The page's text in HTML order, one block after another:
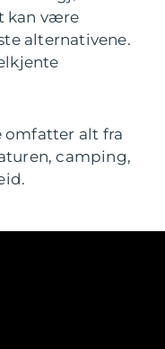
kan være
alternativene.
omfatter alt fra
camping,